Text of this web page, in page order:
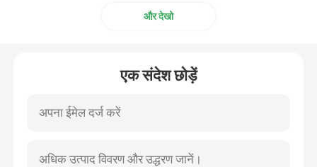
और देखो
एक संदेश छोड़ें